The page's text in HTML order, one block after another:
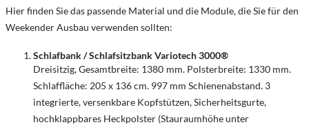
Hier finden Sie das passende Material und die Module, die Sie für den
Weekender Ausbau verwenden sollten:
Schlafbank / Schlafsitzbank Variotech 3000®
Dreisitzig, Gesamtbreite: 1380 mm. Polsterbreite: 1330 mm.
Schlaffläche: 205 x 136 cm. 997 mm Schienenabstand. 3
integrierte, versenkbare Kopfstützen, Sicherheitsgurte,
hochklappbares Heckpolster (Stauraumhöhe unter